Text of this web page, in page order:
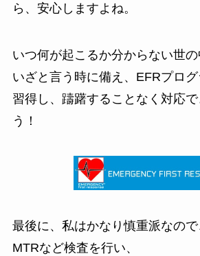
ら、安心しますよね。
いつ何が起こるか分からない世の
いざと言う時に備え、EFRプロ
習得し、躊躇することなく対応
う！
最後に、私はかなり慎重派なので
MTRなど検査を行い、